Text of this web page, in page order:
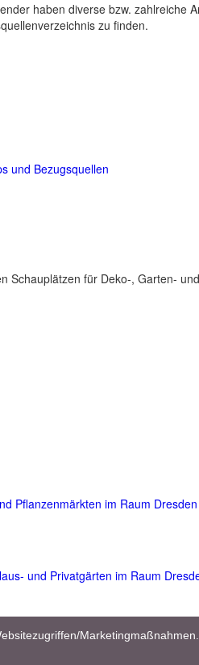
haben diverse bzw.
zu finden.
und Bezugsquellen
Schauplätzen für Deko-, Garten-
Pflanzenmärkten im Raum
und Privatgärten im Raum
10.000 Bilder und viele nützliche